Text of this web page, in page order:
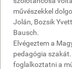
művészekkel
Jolán, Bozsik
Bausch.
Elvégeztem a
pedagógia
foglalkoztatni a